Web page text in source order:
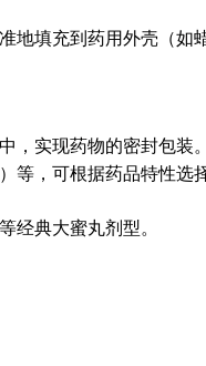
填充到药用外壳（
，实现药物的密封包装。
等，可根据药品特性选择
经典大蜜丸剂型。